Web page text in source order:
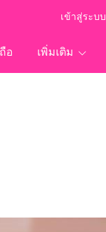
เข้าสู่ระบบ
อ เพิ่มเติม